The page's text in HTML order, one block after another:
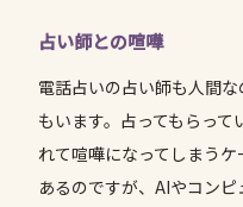
占い師との喧嘩
電話占いの占い師も人間
もいます。占ってもらっ
れて喧嘩になってしまう
あるのですが、AIやコン